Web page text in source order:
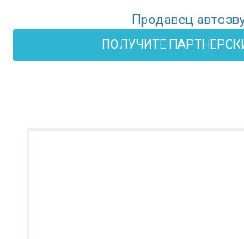
Продавец
ПОЛУЧИТЕ